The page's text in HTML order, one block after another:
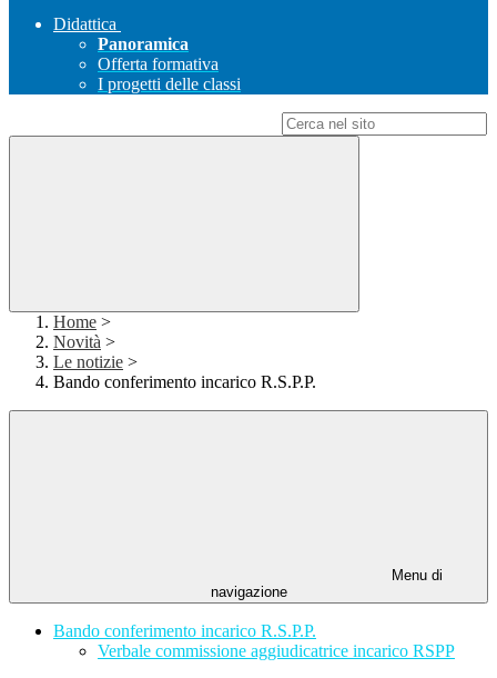
Didattica
Panoramica
Offerta formativa
I progetti delle classi
Home >
Novità >
Le notizie >
Bando conferimento incarico R.S.P.P.
Menu di
navigazione
Bando conferimento incarico R.S.P.P.
Verbale commissione aggiudicatrice incarico RSPP